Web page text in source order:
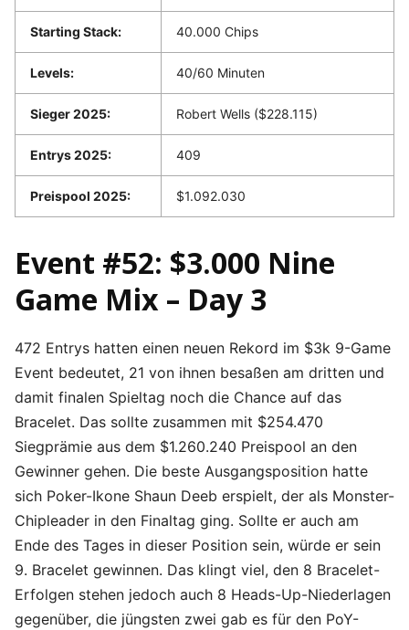
Starting Stack: 40.000 Chips
Levels: 40/60 Minuten
Sieger 2025: Robert Wells ($228.115)
Entrys 2025: 409
Preispool 2025: $1.092.030
Event #52: $3.000 Nine
Game Mix – Day 3
472 Entrys hatten einen neuen Rekord im $3k 9-Game
Event bedeutet, 21 von ihnen besaßen am dritten und
damit finalen Spieltag noch die Chance auf das
Bracelet. Das sollte zusammen mit $254.470
Siegprämie aus dem $1.260.240 Preispool an den
Gewinner gehen. Die beste Ausgangsposition hatte
sich Poker-Ikone Shaun Deeb erspielt, der als Monster-
Chipleader in den Finaltag ging. Sollte er auch am
Ende des Tages in dieser Position sein, würde er sein
9. Bracelet gewinnen. Das klingt viel, den 8 Bracelet-
Erfolgen stehen jedoch auch 8 Heads-Up-Niederlagen
gegenüber, die jüngsten zwei gab es für den PoY-